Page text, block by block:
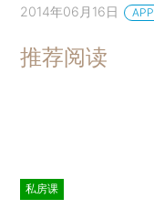
2014年06月16日
推荐阅读
私房课